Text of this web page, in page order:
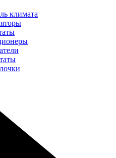
климата